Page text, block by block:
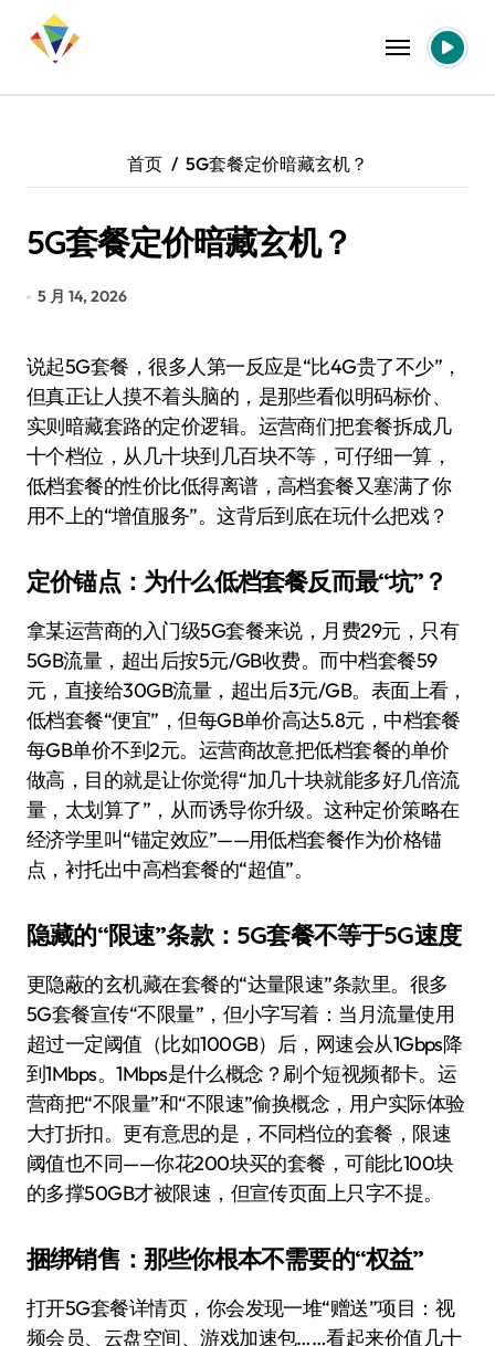
首页 5G套餐定价暗藏玄机？
5G套餐定价暗藏玄机？
5 月 14, 2026
说起5G套餐，很多人第一反应是“比4G贵了不少”，
但真正让人摸不着头脑的，是那些看似明码标价、
实则暗藏套路的定价逻辑。运营商们把套餐拆成几
十个档位，从几十块到几百块不等，可仔细一算，
低档套餐的性价比低得离谱，高档套餐又塞满了你
用不上的“增值服务”。这背后到底在玩什么把戏？
定价锚点：为什么低档套餐反而最“坑”？
拿某运营商的入门级5G套餐来说，月费29元，只有
5GB流量，超出后按5元/GB收费。而中档套餐59
元，直接给30GB流量，超出后3元/GB。表面上看，
低档套餐“便宜”，但每GB单价高达5.8元，中档套餐
每GB单价不到2元。运营商故意把低档套餐的单价
做高，目的就是让你觉得“加几十块就能多好几倍流
量，太划算了”，从而诱导你升级。这种定价策略在
经济学里叫“锚定效应”——用低档套餐作为价格锚
点，衬托出中高档套餐的“超值”。
隐藏的“限速”条款：5G套餐不等于5G速度
更隐蔽的玄机藏在套餐的“达量限速”条款里。很多
5G套餐宣传“不限量”，但小字写着：当月流量使用
超过一定阈值（比如100GB）后，网速会从1Gbps降
到1Mbps。1Mbps是什么概念？刷个短视频都卡。运
营商把“不限量”和“不限速”偷换概念，用户实际体验
大打折扣。更有意思的是，不同档位的套餐，限速
阈值也不同——你花200块买的套餐，可能比100块
的多撑50GB才被限速，但宣传页面上只字不提。
捆绑销售：那些你根本不需要的“权益”
打开5G套餐详情页，你会发现一堆“赠送”项目：视
频会员、云盘空间、游戏加速包……看起来价值几十